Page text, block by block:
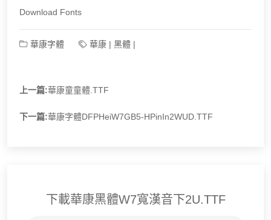
Download Fonts
華康字體 華康 | 黑體 |
上一篇:華康童童體.TTF
下一篇:華康字體DFPHeiW7GB5-HPinIn2WUD.TTF
下載華康黑體W7寬漢音下2U.TTF